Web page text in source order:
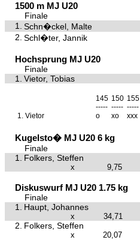
1500 m MJ U20
Finale
1.
Schn�ckel, Malte
2. Schl�ter, Jannik
Hochsprung MJ U20
Finale
1.
Vietor, Tobias
145 150 155
----- ----- -----
1. Vietor o xo xxx
Kugelsto� MJ U20 6 kg
Finale
1.
Folkers, Steffen
x 9,75
Diskuswurf MJ U20 1.75 kg
Finale
1.
Haupt, Johannes
x 34,71
2. Folkers, Steffen
x 20,07